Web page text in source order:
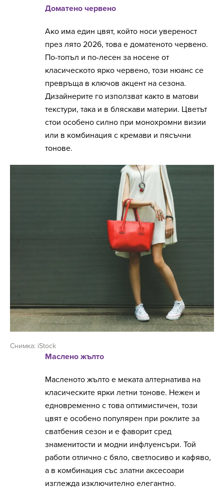
Доматено червено
Ако има един цвят, който носи увереност
през лято 2026, това е доматеното червено.
По-топъл и по-лесен за носене от
класическото ярко червено, този нюанс се
превръща в ключов акцент на сезона.
Дизайнерите го използват както в матови
текстури, така и в бляскави материи. Цветът
стои особено силно при монохромни визии
или в комбинация с кремави и пясъчни
тонове.
Снимка: iStock
Маслено жълто
Масленото жълто е меката алтернатива на
класическите ярки летни тонове. Нежен и
едновременно с това оптимистичен, този
цвят е особено популярен при роклите за
сватбения сезон и е фаворит сред
знаменитости и модни инфлуенсъри. Той
работи отлично с бяло, светлосиво и кафяво,
а в комбинация със златни аксесоари
изглежда изключително елегантно.